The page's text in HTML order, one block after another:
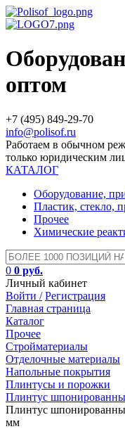
оптом
+7 (495) 849-29-70
info@polisof.ru
Работаем в обычном
только юридическим
КАТАЛОГ
Оборудование,
Пластик, стекло,
Прочее
Химические
0 0 руб.
Личный кабинет
Войти / Регистрация
Главная страница
Каталог
Прочее
Стройматериалы
Отделочные материалы
Напольные покрытия
Плинтусы и порожки
Плинтус
Плинтус
мм